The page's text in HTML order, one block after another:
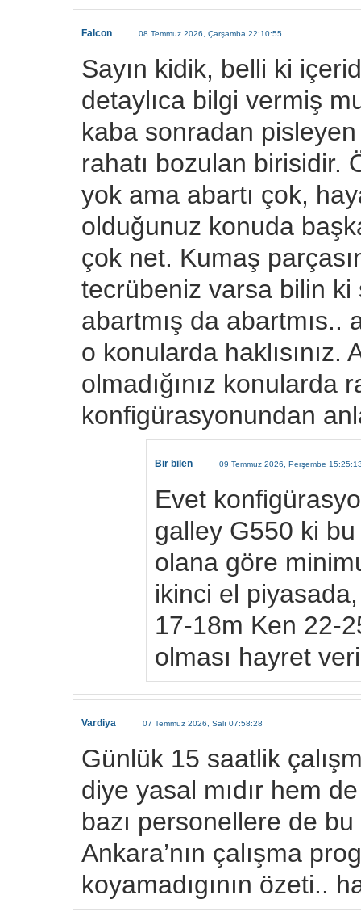
Falcon 08 Temmuz 2026, Çarşamba 22:10:55
Sayın kidik, belli ki
detaylıca bilgi vermiş
kaba sonradan
rahatı bozulan birisidir.
yok ama abartı çok,
olduğunuz konuda
çok net. Kumaş
tecrübeniz varsa bilin
abartmış da
o konularda
olmadığınız konularda
konfigürasyonundan
Bir bilen 09 Temmuz 2026, Perşembe
Evet
galley G550 ki
olana göre
ikinci el
17-18m Ken 22-
olması hayret
Vardiya 07 Temmuz 2026, Salı 07:58:28
Günlük 15 saatlik
diye yasal mıdır hem
bazı personellere de
Ankara’nın çalışma
koyamadıgının özeti..